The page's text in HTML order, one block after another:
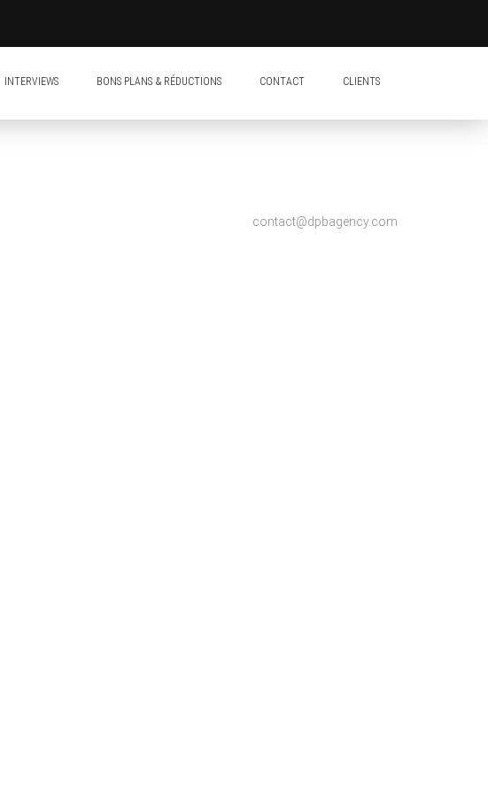
INTERVIEWS BONS PLANS & RÉDUCTIONS CONTACT CLIENTS
contact@dpbagency.com